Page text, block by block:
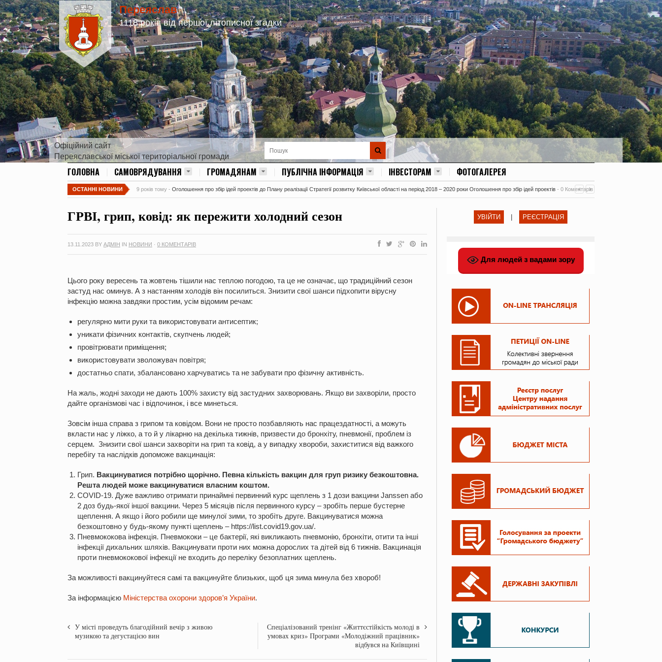
Переяслав
1118 років від першої літописної згадки
Офіційний сайт
Переяславської міської територіальної громади
ГОЛОВНА САМОВРЯДУВАННЯ ГРОМАДЯНАМ ПУБЛІЧНА ІНФОРМАЦІЯ ІНВЕСТОРАМ ФОТОГАЛЕРЕЯ
ОСТАННІ НОВИНИ 9 років тому - Оголошення про збір ідей проектів до Плану реалізації Стратегії розвитку Київської області на період 2018 – 2020 роки Оголошення про збір ідей проектів - 0 Коментарів
ГРВІ, грип, ковід: як пережити холодний сезон
13.11.2023 BY АДМІН IN НОВИНИ · 0 КОМЕНТАРІВ
Цього року вересень та жовтень тішили нас теплою погодою, та це не означає, що традиційний сезон
застуд нас оминув. А з настанням холодів він посилиться. Знизити свої шанси підхопити вірусну
інфекцію можна завдяки простим, усім відомим речам:
регулярно мити руки та використовувати антисептик;
уникати фізичних контактів, скупчень людей;
провітрювати приміщення;
використовувати зволожувач повітря;
достатньо спати, збалансовано харчуватись та не забувати про фізичну активність.
На жаль, жодні заходи не дають 100% захисту від застудних захворювань. Якщо ви захворіли, просто
дайте організмові час і відпочинок, і все минеться.
Зовсім інша справа з грипом та ковідом. Вони не просто позбавляють нас працездатності, а можуть
вкласти нас у ліжко, а то й у лікарню на декілька тижнів, призвести до бронхіту, пневмонії, проблем із
серцем. Знизити свої шанси захворіти на грип та ковід, а у випадку хвороби, захиститися від важкого
перебігу та наслідків допоможе вакцинація:
Грип. Вакцинуватися потрібно щорічно. Певна кількість вакцин для груп ризику безкоштовна.
Решта людей може вакцинуватися власним коштом.
COVID-19. Дуже важливо отримати принаймні первинний курс щеплень з 1 дози вакцини Janssen або
2 доз будь-якої іншої вакцини. Через 5 місяців після первинного курсу – зробіть перше бустерне
щеплення. А якщо і його робили ще минулої зими, то зробіть друге. Вакцинуватися можна
безкоштовно у будь-якому пункті щеплень – https://list.covid19.gov.ua/.
Пневмококова інфекція. Пневмококи – це бактерії, які викликають пневмонію, бронхіти, отити та інші
інфекції дихальних шляхів. Вакцинувати проти них можна дорослих та дітей від 6 тижнів. Вакцинація
проти пневмококової інфекції не входить до переліку безоплатних щеплень.
За можливості вакцинуйтеся самі та вакцинуйте близьких, щоб ця зима минула без хвороб!
За інформацією Міністерства охорони здоров’я України.
У місті проведуть благодійний вечір з живою
музикою та дегустацією вин
Спеціалізований тренінг «Життєстійкість молоді в
умовах криз» Програми «Молодіжний працівник»
відбувся на Київщині
УВІЙТИ РЕЄСТРАЦІЯ
Для людей з вадами зору